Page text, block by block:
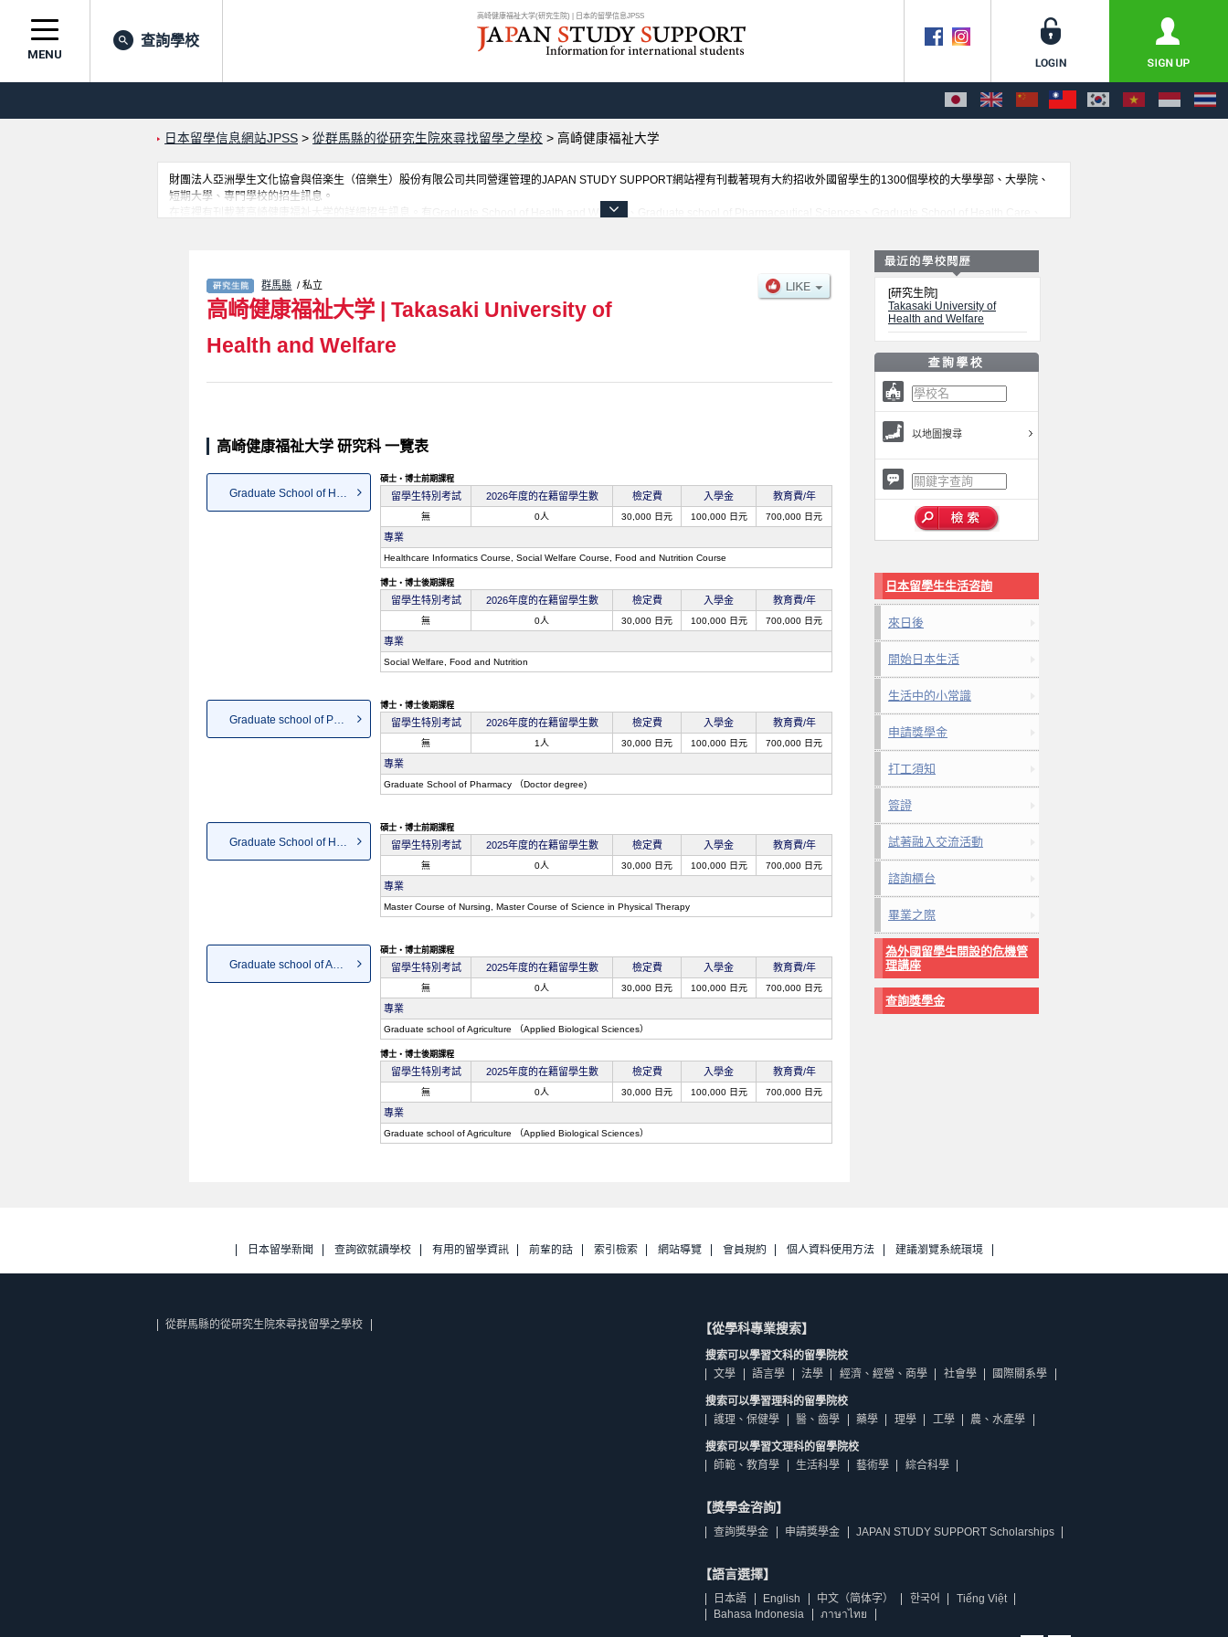
高崎健康福祉大学(研究生院) | 日本的留學信息JPSS
MENU
查詢學校
日本留學信息網站JPSS > 從群馬縣的從研究生院來尋找留學之學校 > 高崎健康福祉大学
財團法人亞洲學生文化協會與倍楽生（倍樂生）股份有限公司共同營運管理的JAPAN STUDY SUPPORT網站裡有刊載著現有大約招收外國留學生的1300個學校的大學學部、大學院、
短期大學、專門學校的招生訊息。
在這裡有刊載著高崎健康福祉大学的詳細招生訊息。有Graduate School of Health and Welfare、Graduate school of Pharmaceutical Sciences、Graduate School of Health Care、
群馬縣 / 私立
高崎健康福祉大学 | Takasaki University of
Health and Welfare
高崎健康福祉大学 研究科 一覽表
Graduate School of Health and...
碩士・博士前期課程
留學生特別考試 2026年度的在籍留學生數 檢定費 入學金 教育費/年
無 0人 30,000 日元 100,000 日元 700,000 日元
專業
Healthcare Informatics Course, Social Welfare Course, Food and Nutrition Course
博士・博士後期課程
留學生特別考試 2026年度的在籍留學生數 檢定費 入學金 教育費/年
無 0人 30,000 日元 100,000 日元 700,000 日元
專業
Social Welfare, Food and Nutrition
Graduate school of Pharmaceut...
博士・博士後期課程
留學生特別考試 2026年度的在籍留學生數 檢定費 入學金 教育費/年
無 1人 30,000 日元 100,000 日元 700,000 日元
專業
Graduate School of Pharmacy （Doctor degree)
Graduate School of Health Care
碩士・博士前期課程
留學生特別考試 2025年度的在籍留學生數 檢定費 入學金 教育費/年
無 0人 30,000 日元 100,000 日元 700,000 日元
專業
Master Course of Nursing, Master Course of Science in Physical Therapy
Graduate school of Agriculture
碩士・博士前期課程
留學生特別考試 2025年度的在籍留學生數 檢定費 入學金 教育費/年
無 0人 30,000 日元 100,000 日元 700,000 日元
專業
Graduate school of Agriculture （Applied Biological Sciences）
博士・博士後期課程
留學生特別考試 2025年度的在籍留學生數 檢定費 入學金 教育費/年
無 0人 30,000 日元 100,000 日元 700,000 日元
專業
Graduate school of Agriculture （Applied Biological Sciences）
[研究生院]
Takasaki University of
Health and Welfare
以地圖搜尋
日本留學生生活咨詢
來日後
開始日本生活
生活中的小常識
申請獎學金
打工須知
簽證
試著融入交流活動
諮詢櫃台
畢業之際
為外國留學生開設的危機管
理講座
查詢獎學金
日本留學新聞 查詢欲就讀學校 有用的留學資訊 前輩的話 索引檢索 網站導覽 會員規約 個人資料使用方法 建議瀏覽系統環境
從群馬縣的從研究生院來尋找留學之學校 【從學科專業搜索】
搜索可以學習文科的留學院校
文學
語言學 法學 經濟、經營、商學 社會學 國際關系學
搜索可以學習理科的留學院校
護理、保健學
醫、齒學 藥學 理學 工學 農、水產學
搜索可以學習文理科的留學院校
師範、教育學
生活科學 藝術學 綜合科學
【獎學金咨詢】
查詢獎學金 申請獎學金 JAPAN STUDY SUPPORT Scholarships
【語言選擇】
日本語 English 中文（简体字） 한국어
Tiếng Việt
Bahasa Indonesia
ภาษาไทย